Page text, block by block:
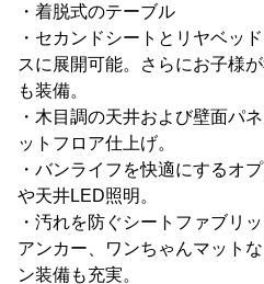
・着脱式のテーブル
・セカンドシートとリヤベッ
スに展開可能。さらにお子様
も装備。
・木目調の天井および壁面パ
ットフロア仕上げ。
・バンライフを快適にするオ
や天井LED照明。
・汚れを防ぐシートファブリ
アンカー、ワンちゃんマット
ン装備も充実。